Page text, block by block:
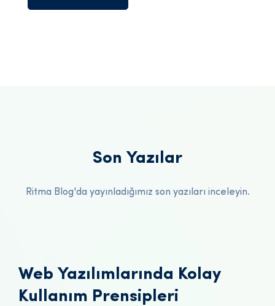
Son Yazılar
Ritma Blog'da yayınladığımız son yazıları inceleyin.
Web Yazılımlarında Kolay
Kullanım Prensipleri